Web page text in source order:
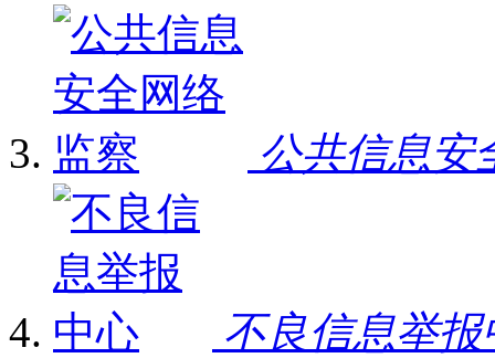
公共信息安
不良信息举报